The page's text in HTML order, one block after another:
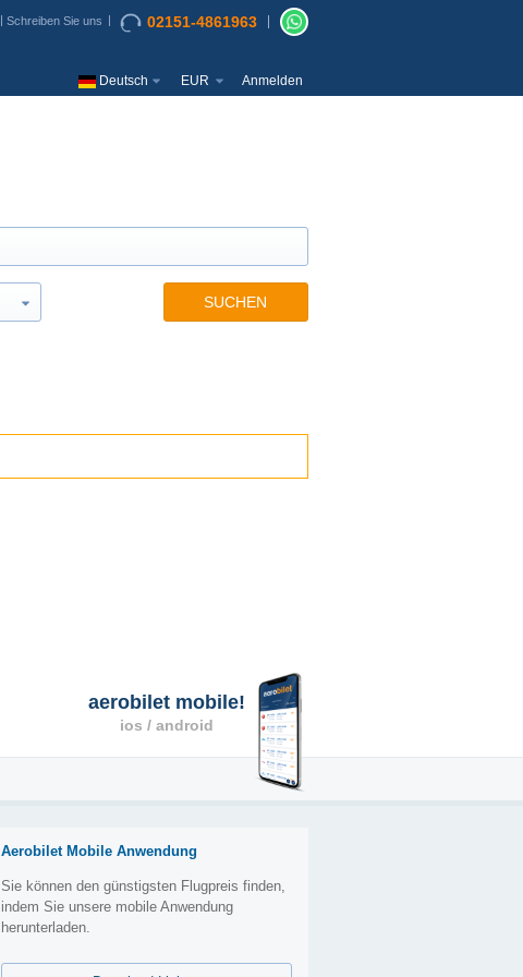
Schreiben Sie uns 02151-4861963
Deutsch EUR Anmelden
SUCHEN
aerobilet mobile!
ios / android
Aerobilet Mobile Anwendung
Sie können den günstigsten Flugpreis finden,
indem Sie unsere mobile Anwendung
herunterladen.